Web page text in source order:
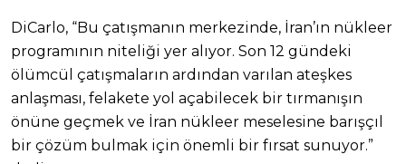
DiCarlo, “Bu çatışmanın merkezinde, İran’ın nükleer
programının niteliği yer alıyor. Son 12 gündeki
ölümcül çatışmaların ardından varılan ateşkes
anlaşması, felakete yol açabilecek bir tırmanışın
önüne geçmek ve İran nükleer meselesine barışçıl
bir çözüm bulmak için önemli bir fırsat sunuyor.”